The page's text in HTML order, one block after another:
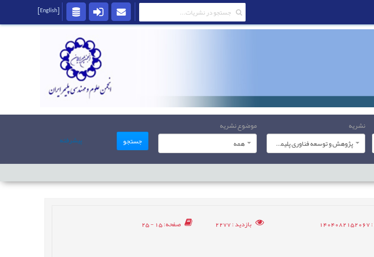
نشریه
پژوهش و توسعه فناوری پلیمر ایران
موضوع نشریه
همه
جستجو پیشرفته
: 1404082152067 بازدید: 2277 صفحه: 15 - 25
[English]